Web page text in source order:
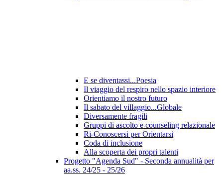
E se diventassi...Poesia
Il viaggio del respiro nello spazio interiore
Orientiamo il nostro futuro
Il sabato del villaggio...Globale
Diversamente fragili
Gruppi di ascolto e counseling relazionale
Ri-Conoscersi per Orientarsi
Coda di inclusione
Alla scoperta dei propri talenti
Progetto "Agenda Sud" - Seconda annualità per
aa.ss. 24/25 - 25/26